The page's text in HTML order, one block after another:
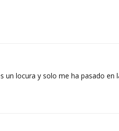
un locura y solo me ha pasado en